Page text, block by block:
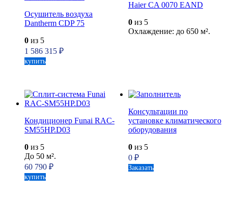
Осушитель воздуха
Dantherm CDP 75
0 из 5
1 586 315 ₽
купить
Haier CA 0070 EAND
0из 5
Охлаждение: до 650 м².
Кондиционер Funai RAC-
SM55HP.D03
0 из 5
До 50 м².
60 790 ₽
купить
Консультации по
установке климатического
оборудования
0из 5
0 ₽
Заказать